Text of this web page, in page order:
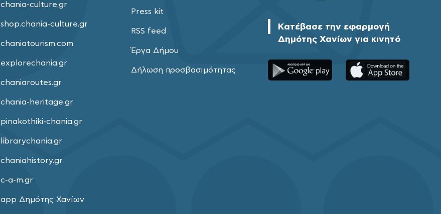
chania-culture.gr
shop.chania-culture.gr
chaniatourism.com
explorechania.gr
chaniaroutes.gr
chania-heritage.gr
pinakothiki-chania.gr
librarychania.gr
chaniahistory.gr
c-a-m.gr
app Δημότης Χανίων
Press kit
RSS feed
Έργα Δήμου
Δήλωση προσβασιμότητας
Κατέβασε την εφαρμογή
Δημότης Χανίων για κινητό